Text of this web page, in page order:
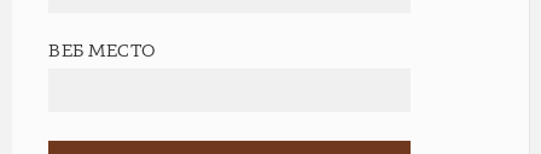
ВЕБ МЕСТО